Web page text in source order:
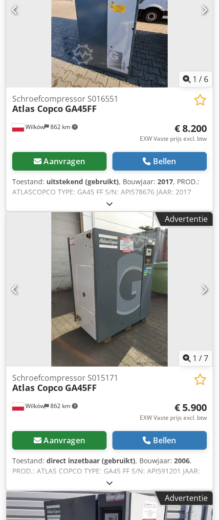
1 / 6
Wilków 862 km
Schroefcompressor S016551
Atlas Copco GA45FF
€ 8.200
EXW Vaste prijs excl. btw
Aanvragen Bellen
Toestand: uitstekend (gebruikt), Bouwjaar: 2017, PROD.:
ATLASCOPCO TYPE: GA45 FF S/N: API578676 JAAR: 2017
VERMOGEN (kW): 45 CAPACITEIT (m3/min): 6,99 DRUK (bar):
9,75 UREN (BELAST/TOTAAL): 11749/19151
FREQUENTIEREGELAAR: nee INGEBOUWDE DROGER: ja
R410a 0,97kg WARMTEWISSELAAR: ja GEKOELD
(LUCHT/WATER): lucht Djdpey H Szgefx Ag Tekr OP
RESERVOIR: nee AANSLUITING: 11/2
Advertentie
1 /7
Wilków 862 km
Schroefcompressor S015171
Atlas Copco GA45FF
€ 5.900
EXW Vaste prijs excl. btw
Aanvragen Bellen
Toestand: direct inzetbaar (gebruikt), Bouwjaar: 2006,
PROD.: ATLAS COPCO TYPE: GA45 FF S/N: API591201 JAAR:
2006 VERMOGEN (kW): 45 CAPACITEIT (m3/min): 7,28 DRUK
(bar): 7,8 UREN (BELAST/TOTAAL): 8054/20214
FREQUENTIEREGELAAR: nee INGEBOUWDE DROGER: ja
WISSELAAR: nee GEKOELD (LUCHT/WATER): lucht
Advertentie